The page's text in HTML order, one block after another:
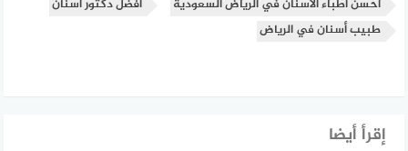
أحسن أطباء الأسنان في الرياض السعودية
افضل دكتور اسنان
طبيب أسنان في الرياض
إقرأ أيضا